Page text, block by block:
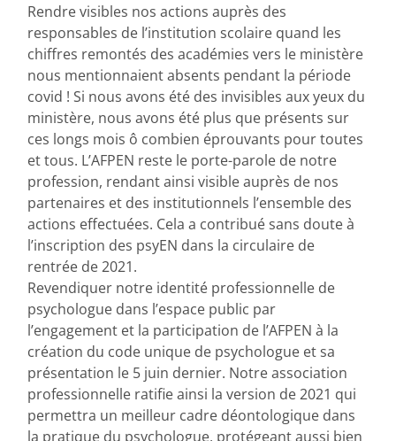
Rendre visibles nos actions auprès des
responsables de l’institution scolaire quand les
chiffres remontés des académies vers le ministère
nous mentionnaient absents pendant la période
covid ! Si nous avons été des invisibles aux yeux du
ministère, nous avons été plus que présents sur
ces longs mois ô combien éprouvants pour toutes
et tous. L’AFPEN reste le porte-parole de notre
profession, rendant ainsi visible auprès de nos
partenaires et des institutionnels l’ensemble des
actions effectuées. Cela a contribué sans doute à
l’inscription des psyEN dans la circulaire de
rentrée de 2021.
Revendiquer notre identité professionnelle de
psychologue dans l’espace public par
l’engagement et la participation de l’AFPEN à la
création du code unique de psychologue et sa
présentation le 5 juin dernier. Notre association
professionnelle ratifie ainsi la version de 2021 qui
permettra un meilleur cadre déontologique dans
la pratique du psychologue, protégeant aussi bien